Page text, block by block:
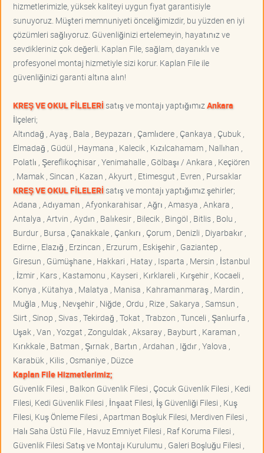
hizmetlerimizle, yüksek kaliteyi uygun fiyat garantisiyle
sunuyoruz. Müşteri memnuniyeti önceliğimizdir, bu yüzden en iyi
çözümleri sağlıyoruz. Güvenliğinizi ertelemeyin, hayatınız ve
sevdikleriniz çok değerli. Kaplan File, sağlam, dayanıklı ve
profesyonel montaj hizmetiyle sizi korur. Kaplan File ile
güvenliğinizi garanti altına alın!
KREŞ VE OKUL FİLELERİsatış ve montajı yaptığımızAnkara
İlçeleri;
Altındağ , Ayaş , Bala , Beypazarı , Çamlıdere , Çankaya , Çubuk ,
Elmadağ , Güdül , Haymana , Kalecik , Kızılcahamam , Nallıhan ,
Polatlı , Şereflikoçhisar , Yenimahalle , Gölbaşı / Ankara , Keçiören
, Mamak , Sincan , Kazan , Akyurt , Etimesgut , Evren , Pursaklar
KREŞ VE OKUL FİLELERİsatış ve montajı yaptığımız şehirler;
Adana , Adıyaman , Afyonkarahisar , Ağrı , Amasya , Ankara ,
Antalya , Artvin , Aydın , Balıkesir , Bilecik , Bingöl , Bitlis , Bolu ,
Burdur , Bursa , Çanakkale , Çankırı , Çorum , Denizli , Diyarbakır ,
Edirne , Elazığ , Erzincan , Erzurum , Eskişehir , Gaziantep ,
Giresun , Gümüşhane , Hakkari , Hatay , Isparta , Mersin , İstanbul
, İzmir , Kars , Kastamonu , Kayseri , Kırklareli , Kırşehir , Kocaeli ,
Konya , Kütahya , Malatya , Manisa , Kahramanmaraş , Mardin ,
Muğla , Muş , Nevşehir , Niğde , Ordu , Rize , Sakarya , Samsun ,
Siirt , Sinop , Sivas , Tekirdağ , Tokat , Trabzon , Tunceli , Şanlıurfa ,
Uşak , Van , Yozgat , Zonguldak , Aksaray , Bayburt , Karaman ,
Kırıkkale , Batman , Şırnak , Bartın , Ardahan , Iğdır , Yalova ,
Karabük , Kilis , Osmaniye , Düzce
Kaplan File Hizmetlerimiz;
Güvenlik Filesi , Balkon Güvenlik Filesi , Çocuk Güvenlik Filesi , Kedi
Filesi, Kedi Güvenlik Filesi , İnşaat Filesi, İş Güvenliği Filesi , Kuş
Filesi, Kuş Önleme Filesi , Apartman Boşluk Filesi, Merdiven Filesi ,
Halı Saha Üstü File , Havuz Emniyet Filesi , Raf Koruma Filesi ,
Güvenlik Filesi Satış ve Montajı Kurulumu , Galeri Boşluğu Filesi ,